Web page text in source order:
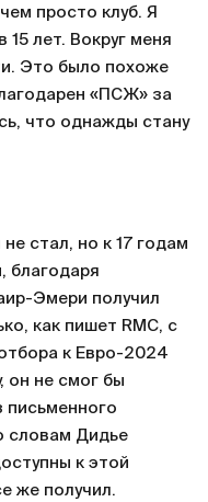
просто клуб. Я
15 лет. Вокруг меня
Это было похоже
«ПСЖ» за
что однажды стану
стал, но к 17 годам
благодаря
Эмери получил
как пишет RMC, с
к Евро-2024
он не смог бы
письменного
словам Дидье
к этой
же получил.